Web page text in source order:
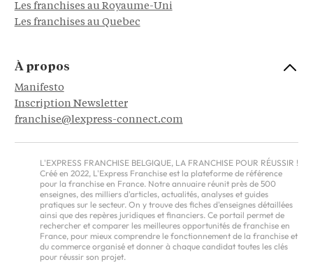
Les franchises au Royaume-Uni
Les franchises au Quebec
À propos
Manifesto
Inscription Newsletter
franchise@lexpress-connect.com
L'EXPRESS FRANCHISE BELGIQUE, LA FRANCHISE POUR RÉUSSIR !
Créé en 2022, L'Express Franchise est la plateforme de référence
pour la franchise en France. Notre annuaire réunit près de 500
enseignes, des milliers d'articles, actualités, analyses et guides
pratiques sur le secteur. On y trouve des fiches d'enseignes détaillées
ainsi que des repères juridiques et financiers. Ce portail permet de
rechercher et comparer les meilleures opportunités de franchise en
France, pour mieux comprendre le fonctionnement de la franchise et
du commerce organisé et donner à chaque candidat toutes les clés
pour réussir son projet.